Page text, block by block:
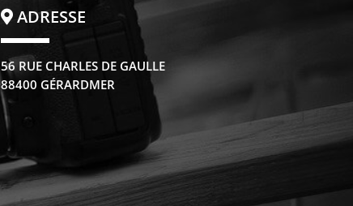
ADRESSE
56 RUE CHARLES DE GAULLE
88400 GÉRARDMER